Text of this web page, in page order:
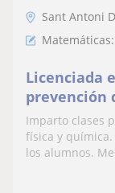
Sant Antoni
Licenciada
prevención
Imparto clases
física y
los alumnos.